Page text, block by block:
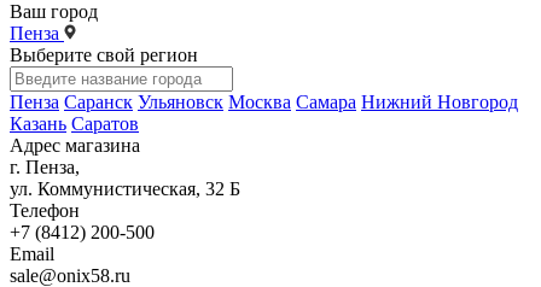
Ваш город
Пенза
Выберите свой регион
Пенза Саранск Ульяновск Москва Самара Нижний Новгород
Казань Саратов
Адрес магазина
г. Пенза,
ул. Коммунистическая, 32 Б
Телефон
+7 (8412) 200-500
Email
sale@onix58.ru